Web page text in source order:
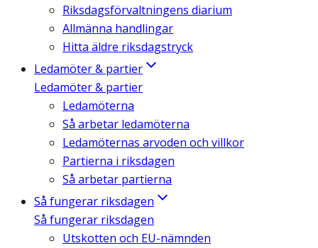
Riksdagsförvaltningens diarium
Allmänna handlingar
Hitta äldre riksdagstryck
Ledamöter & partier
Ledamöter & partier
Ledamöterna
Så arbetar ledamöterna
Ledamöternas arvoden och villkor
Partierna i riksdagen
Så arbetar partierna
Så fungerar riksdagen
Så fungerar riksdagen
Utskotten och EU-nämnden